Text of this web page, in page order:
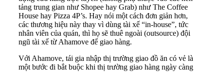
tảng trung gian như Shopee hay Grab) như The Coffee
House hay Pizza 4P’s. Hay nói một cách đơn giản hơn,
các thương hiệu này thay vì dùng tài xế “in-house”, tức
nhân viên của quán, thì họ sẽ thuê ngoài (outsource) đội
ngũ tài xế từ Ahamove để giao hàng.
Với Ahamove, tái gia nhập thị trường giao đồ ăn có vẻ là
một bước đi bắt buộc khi thị trường giao hàng ngày càng